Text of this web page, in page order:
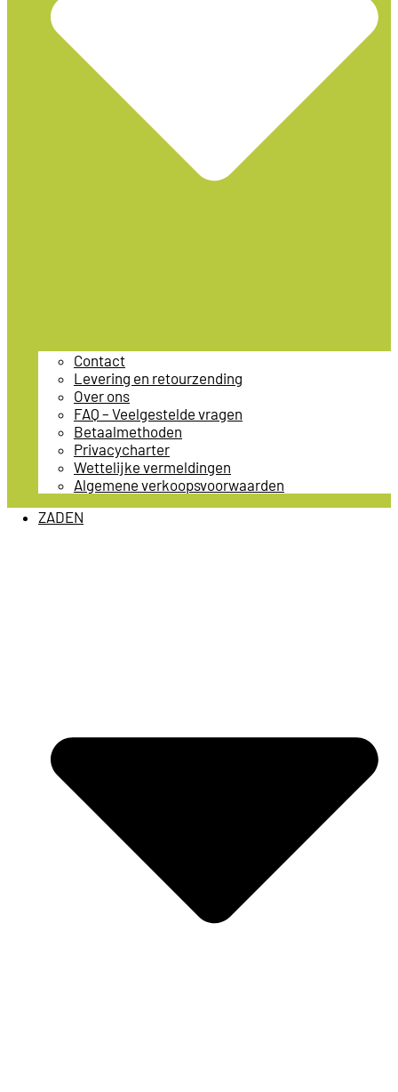
Contact
Levering en retourzending
Over ons
FAQ – Veelgestelde vragen
Betaalmethoden
Privacycharter
Wettelijke vermeldingen
Algemene verkoopsvoorwaarden
ZADEN